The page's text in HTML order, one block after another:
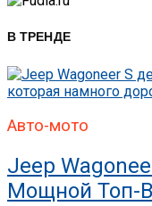
В ТРЕНДЕ
Авто-мото
Jeep
Мощной Топ-